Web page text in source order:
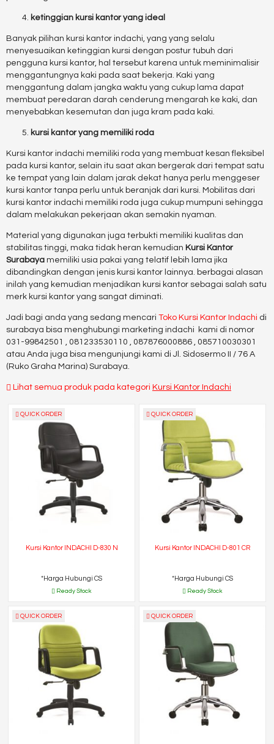
ketinggian kursi kantor yang ideal
Banyak pilihan kursi kantor indachi, yang yang selalu
menyesuaikan ketinggian kursi dengan postur tubuh dari
pengguna kursi kantor, hal tersebut karena untuk meminimalisir
menggantungnya kaki pada saat bekerja. Kaki yang
menggantung dalam jangka waktu yang cukup lama dapat
membuat peredaran darah cenderung mengarah ke kaki, dan
menyebabkan kesemutan dan juga kram pada kaki.
kursi kantor yang memiliki roda
Kursi kantor indachi memiliki roda yang membuat kesan fleksibel
pada kursi kantor, selain itu saat akan bergerak dari tempat satu
ke tempat yang lain dalam jarak dekat hanya perlu menggeser
kursi kantor tanpa perlu untuk beranjak dari kursi. Mobilitas dari
kursi kantor indachi memiliki roda juga cukup mumpuni sehingga
dalam melakukan pekerjaan akan semakin nyaman.
Material yang digunakan juga terbukti memiliki kualitas dan
stabilitas tinggi, maka tidak heran kemudian Kursi Kantor
Surabaya memiliki usia pakai yang telatif lebih lama jika
dibandingkan dengan jenis kursi kantor lainnya. berbagai alasan
inilah yang kemudian menjadikan kursi kantor sebagai salah satu
merk kursi kantor yang sangat diminati.
Jadi bagi anda yang sedang mencari Toko Kursi Kantor Indachi di
surabaya bisa menghubungi marketing indachi kami di nomor
031-99842501 , 081233530110 , 087876000886 , 085710030301
atau Anda juga bisa mengunjungi kami di Jl. Sidosermo II / 76 A
(Ruko Graha Marina) Surabaya.
Lihat semua produk pada kategori Kursi Kantor Indachi
QUICK ORDER
Kursi Kantor INDACHI D-830 N
*Harga Hubungi CS
Ready Stock
QUICK ORDER
Kursi Kantor INDACHI D-801 CR
*Harga Hubungi CS
Ready Stock
QUICK ORDER QUICK ORDER